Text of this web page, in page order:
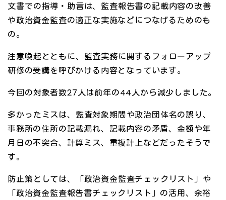
文書での指導・助言は、監査報告書の記載内容の改善
や政治資金監査の適正な実施などにつなげるためのも
の。
注意喚起とともに、監査実務に関するフォローアップ
研修の受講を呼びかける内容となっています。
今回の対象者数27人は前年の44人から減少しました。
多かったミスは、監査対象期間や政治団体名の誤り、
事務所の住所の記載漏れ、記載内容の矛盾、金額や年
月日の不突合、計算ミス、重複計上などだったそうで
す。
防止策としては、「政治資金監査チェックリスト」や
「政治資金監査報告書チェックリスト」の活用、余裕